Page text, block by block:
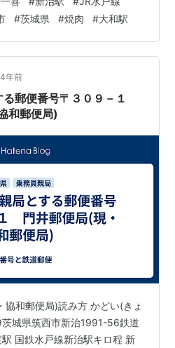
「焼肉レストラン一喜」へは
。 焼肉レストラン一喜 外観
があり、ちょうど昼になるの
探し…
#茨城県 #焼肉 #大和駅
4年前
郵便番号〒３０９－１
和郵便局)
協和郵便局)読み方 かどい(きょ
城県筑西市新治1991-56鉄道
国鉄水戸線新治駅キロ程 新